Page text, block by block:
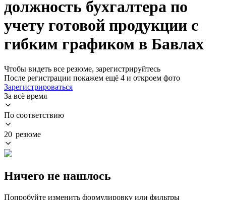
должность бухгалтера по
учету готовой продукции с
гибким графиком в Бавлах
Чтобы видеть все резюме, зарегистрируйтесь
После регистрации покажем ещё 4 и откроем фото
Зарегистрироваться
За всё время
По соответствию
20 резюме
Ничего не нашлось
Попробуйте изменить формулировку или фильтры